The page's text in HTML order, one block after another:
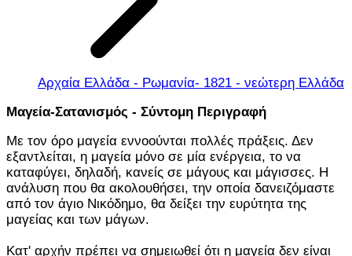
Αρχαία Ελλάδα - Ρωμανία- 1821 - νεώτερη Ελλάδα
Μαγεία-Σατανισμός - Σύντομη Περιγραφή
Με τον όρο μαγεία εννοούνται πολλές πράξεις. Δεν
εξαντλείται, η μαγεία μόνο σε μία ενέργεια, το να
καταφύγει, δηλαδή, κανείς σε μάγους και μάγισσες. Η
ανάλυση που θα ακολουθήσει, την οποία δανειζόμαστε
από τον άγιο Νικόδημο, θα δείξει την ευρύτητα της
μαγείας και των μάγων.
Κατ' αρχήν πρέπει να σημειωθεί ότι η μαγεία δεν είναι